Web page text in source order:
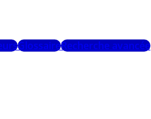
GlossaireRecherche avancée